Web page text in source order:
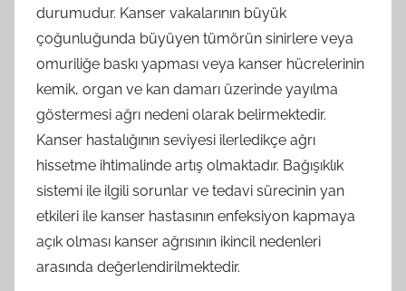
durumudur. Kanser vakalarının büyük
çoğunluğunda büyüyen tümörün sinirlere veya
omuriliğe baskı yapması veya kanser hücrelerinin
kemik, organ ve kan damarı üzerinde yayılma
göstermesi ağrı nedeni olarak belirmektedir.
Kanser hastalığının seviyesi ilerledikçe ağrı
hissetme ihtimalinde artış olmaktadır. Bağışıklık
sistemi ile ilgili sorunlar ve tedavi sürecinin yan
etkileri ile kanser hastasının enfeksiyon kapmaya
açık olması kanser ağrısının ikincil nedenleri
arasında değerlendirilmektedir.